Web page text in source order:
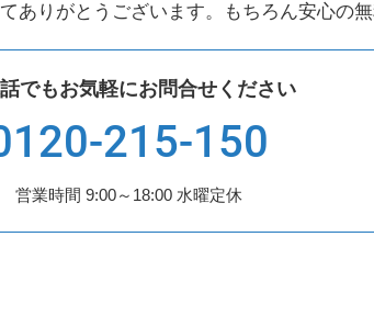
ありがとうございます。もちろん安心の
でもお気軽にお問合せください
215-150
営業時間 9:00～18:00 水曜定休